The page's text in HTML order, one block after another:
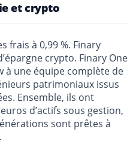
et crypto
frais à 0,99 %. Finary
crypto. Finary One
à une équipe complète de
patrimoniaux issus
Ensemble, ils ont
d’actifs sous gestion,
sont prêtes à